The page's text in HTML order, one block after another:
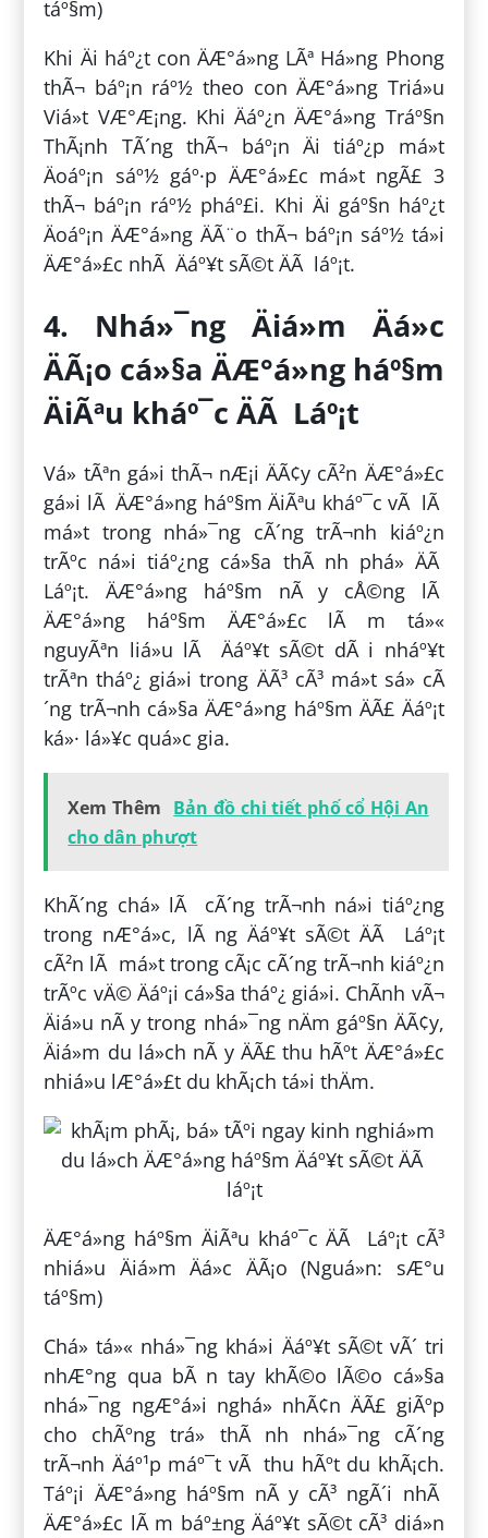
táº§m)
Khi Äi háº¿t con ÄÆ°á»ng LÃª Há»ng Phong
thÃ¬ báº¡n ráº½ theo con ÄÆ°á»ng Triá»u
Viá»t VÆ°Æ¡ng. Khi Äáº¿n ÄÆ°á»ng Tráº§n
ThÃ¡nh TÃ´ng thÃ¬ báº¡n Äi tiáº¿p má»t
Äoáº¡n sáº½ gáº·p ÄÆ°á»£c má»t ngÃ£ 3
thÃ¬ báº¡n ráº½ pháº£i. Khi Äi gáº§n háº¿t
Äoáº¡n ÄÆ°á»ng ÄÃ¨o thÃ¬ báº¡n sáº½ tá»i
ÄÆ°á»£c nhÃ Äáº¥t sÃ©t ÄÃ láº¡t.
4. Nhá»¯ng Äiá»m Äá»c
ÄÃ¡o cá»§a ÄÆ°á»ng háº§m
ÄiÃªu kháº¯c ÄÃ Láº¡t
Vá» tÃªn gá»i thÃ¬ nÆ¡i ÄÃ¢y cÃ²n ÄÆ°á»£c
gá»i lÃ ÄÆ°á»ng háº§m ÄiÃªu kháº¯c vÃ lÃ
má»t trong nhá»¯ng cÃ´ng trÃ¬nh kiáº¿n
trÃºc ná»i tiáº¿ng cá»§a thÃ nh phá» ÄÃ
Láº¡t. ÄÆ°á»ng háº§m nÃ y cÅ©ng lÃ
ÄÆ°á»ng háº§m ÄÆ°á»£c lÃ m tá»«
nguyÃªn liá»u lÃ Äáº¥t sÃ©t dÃ i nháº¥t
trÃªn tháº¿ giá»i trong ÄÃ³ cÃ³ má»t sá» cÃ
´ng trÃ¬nh cá»§a ÄÆ°á»ng háº§m ÄÃ£ Äáº¡t
ká»· lá»¥c quá»c gia.
Xem Thêm Bản đồ chi tiết phố cổ Hội An
cho dân phượt
KhÃ´ng chá» lÃ cÃ´ng trÃ¬nh ná»i tiáº¿ng
trong nÆ°á»c, lÃ ng Äáº¥t sÃ©t ÄÃ Láº¡t
cÃ²n lÃ má»t trong cÃ¡c cÃ´ng trÃ¬nh kiáº¿n
trÃºc vÄ© Äáº¡i cá»§a tháº¿ giá»i. ChÃ­nh vÃ¬
Äiá»u nÃ y trong nhá»¯ng nÄm gáº§n ÄÃ¢y,
Äiá»m du lá»ch nÃ y ÄÃ£ thu hÃºt ÄÆ°á»£c
nhiá»u lÆ°á»£t du khÃ¡ch tá»i thÄm.
ÄÆ°á»ng háº§m ÄiÃªu kháº¯c ÄÃ Láº¡t cÃ³
nhiá»u Äiá»m Äá»c ÄÃ¡o (Nguá»n: sÆ°u
táº§m)
Chá» tá»« nhá»¯ng khá»i Äáº¥t sÃ©t vÃ´ tri
nhÆ°ng qua bÃ n tay khÃ©o lÃ©o cá»§a
nhá»¯ng ngÆ°á»i nghá» nhÃ¢n ÄÃ£ giÃºp
cho chÃºng trá» thÃ nh nhá»¯ng cÃ´ng
trÃ¬nh Äáº¹p máº¯t vÃ thu hÃºt du khÃ¡ch.
Táº¡i ÄÆ°á»ng háº§m nÃ y cÃ³ ngÃ´i nhÃ
ÄÆ°á»£c lÃ m báº±ng Äáº¥t sÃ©t cÃ³ diá»n